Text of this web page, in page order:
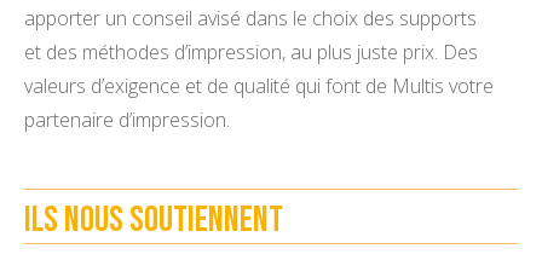
apporter un conseil avisé dans le choix des supports
et des méthodes d’impression, au plus juste prix. Des
valeurs d’exigence et de qualité qui font de Multis votre
partenaire d’impression.
Ils nous soutiennent